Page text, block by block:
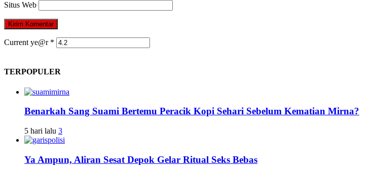
Situs Web
Current ye@r *
TERPOPULER
Benarkah Sang Suami Bertemu Peracik Kopi Sehari Sebelum Kematian Mirna?
5 hari lalu 3
Ya Ampun, Aliran Sesat Depok Gelar Ritual Seks Bebas